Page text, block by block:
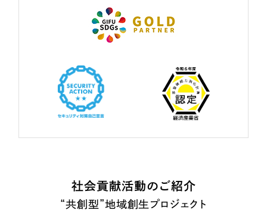
社会貢献活動のご紹介
“共創型”地域創生プロジェクト